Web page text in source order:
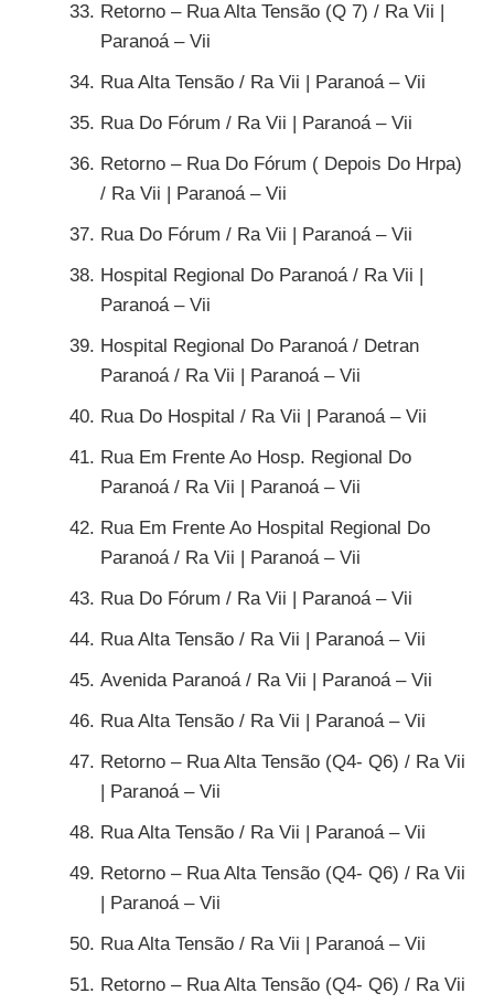
Retorno – Rua Alta Tensão (Q 7) / Ra Vii |
Paranoá – Vii
Rua Alta Tensão / Ra Vii | Paranoá – Vii
Rua Do Fórum / Ra Vii | Paranoá – Vii
Retorno – Rua Do Fórum ( Depois Do Hrpa)
/ Ra Vii | Paranoá – Vii
Rua Do Fórum / Ra Vii | Paranoá – Vii
Hospital Regional Do Paranoá / Ra Vii |
Paranoá – Vii
Hospital Regional Do Paranoá / Detran
Paranoá / Ra Vii | Paranoá – Vii
Rua Do Hospital / Ra Vii | Paranoá – Vii
Rua Em Frente Ao Hosp. Regional Do
Paranoá / Ra Vii | Paranoá – Vii
Rua Em Frente Ao Hospital Regional Do
Paranoá / Ra Vii | Paranoá – Vii
Rua Do Fórum / Ra Vii | Paranoá – Vii
Rua Alta Tensão / Ra Vii | Paranoá – Vii
Avenida Paranoá / Ra Vii | Paranoá – Vii
Rua Alta Tensão / Ra Vii | Paranoá – Vii
Retorno – Rua Alta Tensão (Q4- Q6) / Ra Vii
| Paranoá – Vii
Rua Alta Tensão / Ra Vii | Paranoá – Vii
Retorno – Rua Alta Tensão (Q4- Q6) / Ra Vii
| Paranoá – Vii
Rua Alta Tensão / Ra Vii | Paranoá – Vii
Retorno – Rua Alta Tensão (Q4- Q6) / Ra Vii